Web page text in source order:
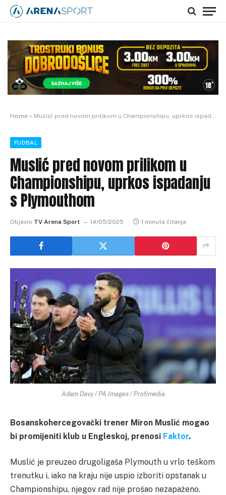
Home » Muslić pred novom prilikom u Championshipu, uprkos ispadanju s Plymouthom
FUDBAL
Muslić pred novom prilikom u
Championshipu, uprkos ispadanju
s Plymouthom
Objavio TV Arena Sport 14/05/2025 1 minuta čitanja
Adam Davy / PA Images / Profimedia
Bosanskohercegovački trener Miron Muslić mogao
bi promijeniti klub u Engleskoj, prenosi Faktor.
Muslić je preuzeo drugoligaša Plymouth u vrlo teškom
trenutku i, iako na kraju nije uspio izboriti opstanak u
Championshipu, njegov rad nije prošao nezapaženo.